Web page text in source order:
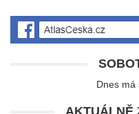
Dnes má
AKTUÁLNĚ